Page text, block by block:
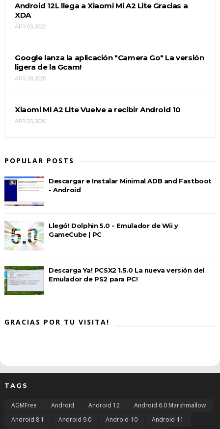
Android 12L llega a Xiaomi Mi A2 Lite Gracias a
XDA
APR 03, 2022
Google lanza la aplicación "Camera Go" La versión
ligera de la Gcam!
APR 28, 2020
Xiaomi Mi A2 Lite Vuelve a recibir Android 10
APR 25, 2020
POPULAR POSTS
Descargar e Instalar Minimal ADB and Fastboot
- Android
Llegó! Dolphin 5.0 - Emulador de Wii y
GameCube | PC
Descarga Ya! PCSX2 1.5.0 La nueva versión del
Emulador de PS2 para PC!
GRACIAS POR TU VISITA!
TAGS
AGMFree Android Android 12
Android 6.0 Marshmallow
Android 8.1
Android 9.0 Android-10 Android-11